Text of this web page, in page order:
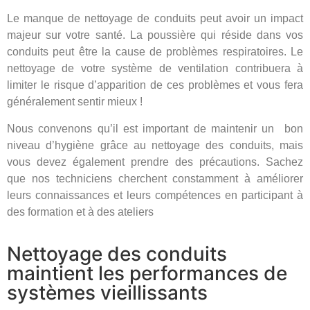
Le manque de nettoyage de conduits peut avoir un impact
majeur sur votre santé. La poussière qui réside dans vos
conduits peut être la cause de problèmes respiratoires. Le
nettoyage de votre système de ventilation contribuera à
limiter le risque d’apparition de ces problèmes et vous fera
généralement sentir mieux !
Nous convenons qu’il est important de maintenir un bon
niveau d’hygiène grâce au nettoyage des conduits, mais
vous devez également prendre des précautions. Sachez
que nos techniciens cherchent constamment à améliorer
leurs connaissances et leurs compétences en participant à
des formation et à des ateliers
Nettoyage des conduits
maintient les performances de
systèmes vieillissants